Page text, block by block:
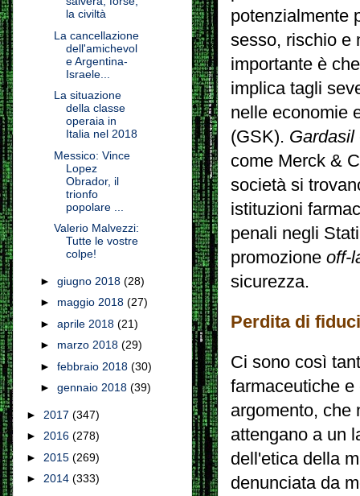
potenzialmente
sesso, rischio e
importante è
implica tagli
nelle economie
(GSK). Gardasil
come Merck &
società si
istituzioni
penali negli
promozione off-
sicurezza.
Perdita di
Ci sono così
farmaceutiche
argomento, che
attengano a un
dell'etica della
denunciata da
la civiltà
La cancellazione
dell'amichevol
e Argentina-
Israele...
La situazione
della classe
operaia in
Italia nel 2018
Messico: Vince
Lopez
Obrador, il
trionfo
popolare ...
Valerio Malvezzi:
Tutte le vostre
colpe!
► giugno 2018 (28)
► maggio 2018 (27)
► aprile 2018 (21)
► marzo 2018 (29)
► febbraio 2018 (30)
► gennaio 2018 (39)
► 2017 (347)
► 2016 (278)
► 2015 (269)
► 2014 (333)